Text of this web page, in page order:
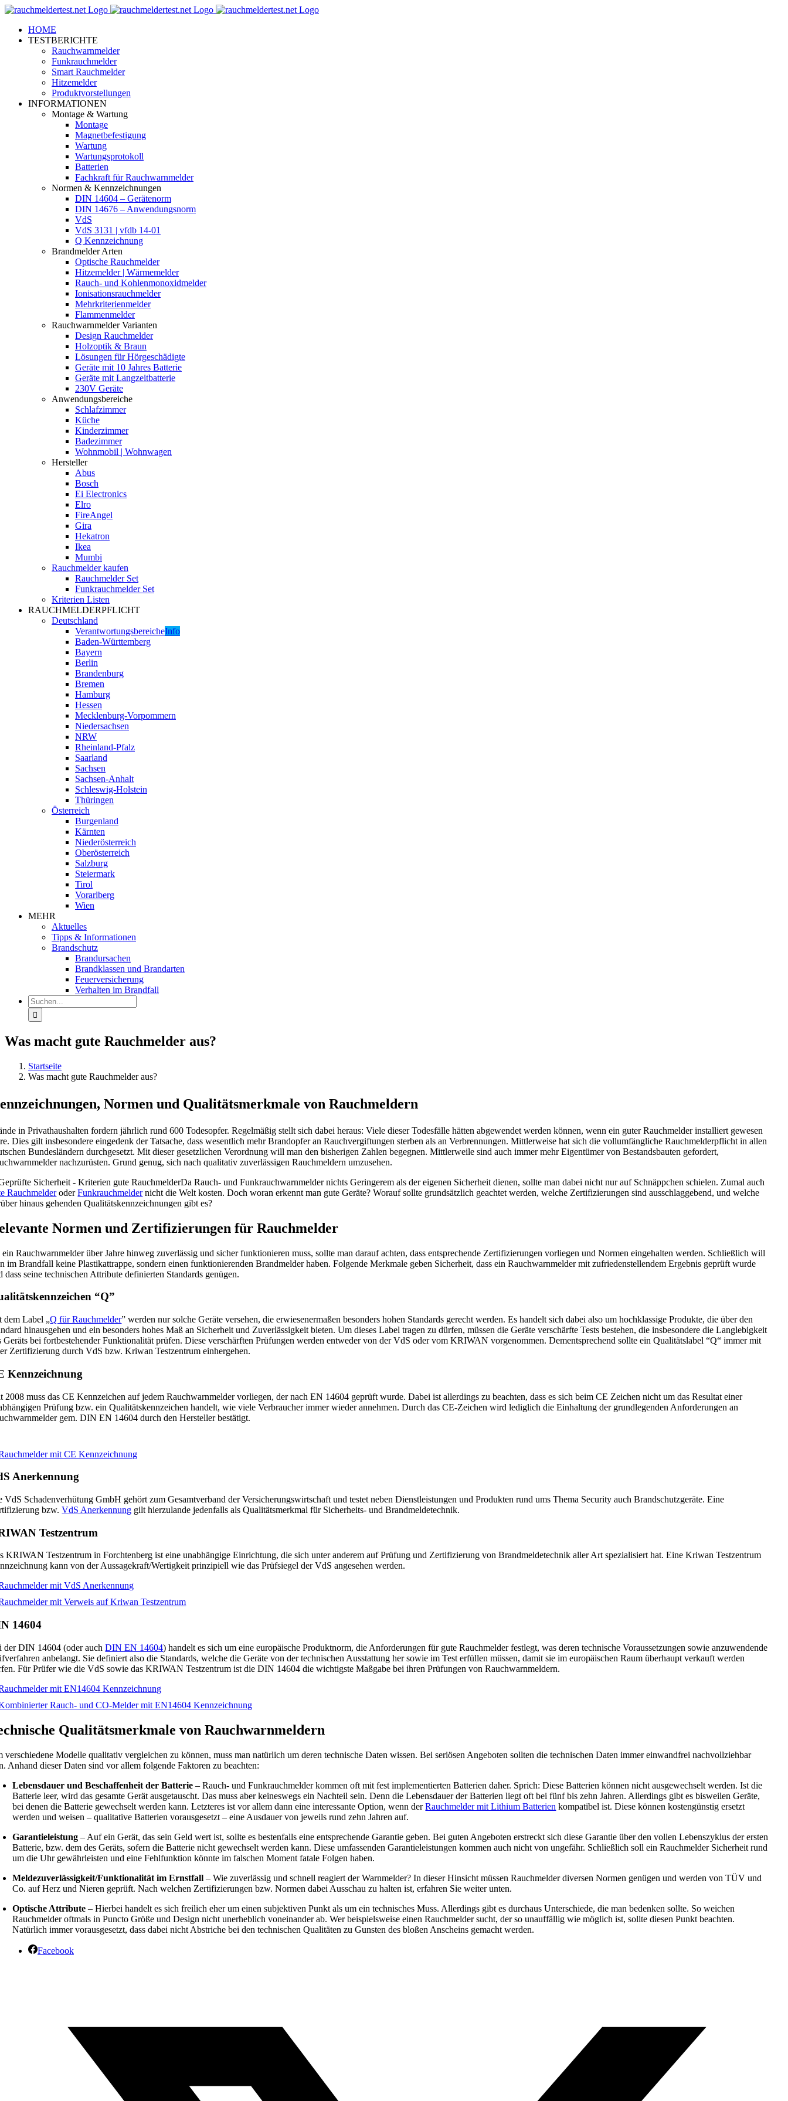
Zum
springenHOME
TESTBERICHTE
Rauchwarnmelder
Funkrauchmelder
Smart Rauchmelder
Hitzemelder
Produktvorstellungen
INFORMATIONEN
Montage & Wartung
Montage
Magnetbefestigung
Wartung
Wartungsprotokoll
Batterien
Fachkraft für Rauchwarnmelder
Normen & Kennzeichnungen
DIN 14604 – Gerätenorm
DIN 14676 – Anwendungsnorm
VdS
VdS 3131 | vfdb 14-01
Q Kennzeichnung
Brandmelder Arten
Optische Rauchmelder
Hitzemelder | Wärmemelder
Rauch- und Kohlenmonoxidmelder
Ionisationsrauchmelder
Mehrkriterienmelder
Flammenmelder
Rauchwarnmelder Varianten
Design Rauchmelder
Holzoptik & Braun
Lösungen für Hörgeschädigte
Geräte mit 10 Jahres Batterie
Geräte mit Langzeitbatterie
230V Geräte
Anwendungsbereiche
Schlafzimmer
Küche
Kinderzimmer
Badezimmer
Wohnmobil | Wohnwagen
Hersteller
Abus
Bosch
Ei Electronics
Elro
FireAngel
Gira
Hekatron
Ikea
Mumbi
Rauchmelder kaufen
Rauchmelder Set
Funkrauchmelder Set
Kriterien Listen
RAUCHMELDERPFLICHT
Deutschland
VerantwortungsbereicheInfo
Baden-Württemberg
Bayern
Berlin
Brandenburg
Bremen
Hamburg
Hessen
Mecklenburg-Vorpommern
Niedersachsen
NRW
Rheinland-Pfalz
Saarland
Sachsen
Sachsen-Anhalt
Schleswig-Holstein
Thüringen
Österreich
Burgenland
Kärnten
Niederösterreich
Oberösterreich
Salzburg
Steiermark
Tirol
Vorarlberg
Wien
MEHR
Aktuelles
Tipps & Informationen
Brandschutz
Brandursachen
Brandklassen und Brandarten
Feuerversicherung
Verhalten im Brandfall
Suche
nach:
Was macht gute Rauchmelder aus?
Startseite
Was macht gute Rauchmelder aus?
Normen und Qualitätsmerkmale von Rauchmeldern
in Privathaushalten fordern jährlich rund 600 Todesopfer. Regelmäßig stellt sich dabei heraus: Viele dieser Todesfälle hätten abgewendet werden können, wenn ein guter Rauchmelder installiert gewesen
Dies gilt insbesondere eingedenk der Tatsache, dass wesentlich mehr Brandopfer an Rauchvergiftungen sterben als an Verbrennungen. Mittlerweise hat sich die vollumfängliche Rauchmelderpflicht in allen
Bundesländern durchgesetzt. Mit dieser gesetzlichen Verordnung will man den bisherigen Zahlen begegnen. Mittlerweile sind auch immer mehr Eigentümer von Bestandsbauten gefordert,
nachzurüsten. Grund genug, sich nach qualitativ zuverlässigen Rauchmeldern umzusehen.
Da Rauch- und Funkrauchwarnmelder nichts Geringerem als der eigenen Sicherheit dienen, sollte man dabei nicht nur auf Schnäppchen schielen. Zumal auch
RauchmelderoderFunkrauchmeldernicht die Welt kosten. Doch woran erkennt man gute Geräte? Worauf sollte grundsätzlich geachtet werden, welche Zertifizierungen sind ausschlaggebend, und welche
hinaus gehenden Qualitätskennzeichnungen gibt es?
Normen und Zertifizierungen für Rauchmelder
ein Rauchwarnmelder über Jahre hinweg zuverlässig und sicher funktionieren muss, sollte man darauf achten, dass entsprechende Zertifizierungen vorliegen und Normen eingehalten werden. Schließlich will
im Brandfall keine Plastikattrappe, sondern einen funktionierenden Brandmelder haben. Folgende Merkmale geben Sicherheit, dass ein Rauchwarnmelder mit zufriedenstellendem Ergebnis geprüft wurde
dass seine technischen Attribute definierten Standards genügen.
“Q”
dem Label „Q für Rauchmelder” werden nur solche Geräte versehen, die erwiesenermaßen besonders hohen Standards gerecht werden. Es handelt sich dabei also um hochklassige Produkte, die über den
hinausgehen und ein besonders hohes Maß an Sicherheit und Zuverlässigkeit bieten. Um dieses Label tragen zu dürfen, müssen die Geräte verschärfte Tests bestehen, die insbesondere die Langlebigkeit
Geräts bei fortbestehender Funktionalität prüfen. Diese verschärften Prüfungen werden entweder von der VdS oder vom KRIWAN vorgenommen. Dementsprechend sollte ein Qualitätslabel “Q“ immer mit
Zertifizierung durch VdS bzw. Kriwan Testzentrum einhergehen.
Kennzeichnung
2008 muss das CE Kennzeichen auf jedem Rauchwarnmelder vorliegen, der nach EN 14604 geprüft wurde. Dabei ist allerdings zu beachten, dass es sich beim CE Zeichen nicht um das Resultat einer
Prüfung bzw. ein Qualitätskennzeichen handelt, wie viele Verbraucher immer wieder annehmen. Durch das CE-Zeichen wird lediglich die Einhaltung der grundlegenden Anforderungen an
gem. DIN EN 14604 durch den Hersteller bestätigt.
Anerkennung
VdS Schadenverhütung GmbH gehört zum Gesamtverband der Versicherungswirtschaft und testet neben Dienstleistungen und Produkten rund ums Thema Security auch Brandschutzgeräte. Eine
bzw.VdS Anerkennung gilt hierzulande jedenfalls als Qualitätsmerkmal für Sicherheits- und Brandmeldetechnik.
Testzentrum
KRIWAN Testzentrum in Forchtenberg ist eine unabhängige Einrichtung, die sich unter anderem auf Prüfung und Zertifizierung von Brandmeldetechnik aller Art spezialisiert hat. Eine Kriwan Testzentrum
kann von der Aussagekraft/Wertigkeit prinzipiell wie das Prüfsiegel der VdS angesehen werden.
14604
der DIN 14604 (oder auchDIN EN 14604) handelt es sich um eine europäische Produktnorm, die Anforderungen für gute Rauchmelder festlegt, was deren technische Voraussetzungen sowie anzuwendende
anbelangt. Sie definiert also die Standards, welche die Geräte von der technischen Ausstattung her sowie im Test erfüllen müssen, damit sie im europäischen Raum überhaupt verkauft werden
Für Prüfer wie die VdS sowie das KRIWAN Testzentrum ist die DIN 14604 die wichtigste Maßgabe bei ihren Prüfungen von Rauchwarnmeldern.
Qualitätsmerkmale von Rauchwarnmeldern
verschiedene Modelle qualitativ vergleichen zu können, muss man natürlich um deren technische Daten wissen. Bei seriösen Angeboten sollten die technischen Daten immer einwandfrei nachvollziehbar
Anhand dieser Daten sind vor allem folgende Faktoren zu beachten:
Lebensdauer und Beschaffenheit der Batterie – Rauch- und Funkrauchmelder kommen oft mit fest implementierten Batterien daher. Sprich: Diese Batterien können nicht ausgewechselt werden. Ist die
Batterie leer, wird das gesamte Gerät ausgetauscht. Das muss aber keineswegs ein Nachteil sein. Denn die Lebensdauer der Batterien liegt oft bei fünf bis zehn Jahren. Allerdings gibt es bisweilen Geräte,
bei denen die Batterie gewechselt werden kann. Letzteres ist vor allem dann eine interessante Option, wenn derRauchmelder mit Lithium Batterien kompatibel ist. Diese können kostengünstig ersetzt
werden und weisen – qualitative Batterien vorausgesetzt – eine Ausdauer von jeweils rund zehn Jahren auf.
Garantieleistung – Auf ein Gerät, das sein Geld wert ist, sollte es bestenfalls eine entsprechende Garantie geben. Bei guten Angeboten erstreckt sich diese Garantie über den vollen Lebenszyklus der ersten
Batterie, bzw. dem des Geräts, sofern die Batterie nicht gewechselt werden kann. Diese umfassenden Garantieleistungen kommen auch nicht von ungefähr. Schließlich soll ein Rauchmelder Sicherheit rund
um die Uhr gewährleisten und eine Fehlfunktion könnte im falschen Moment fatale Folgen haben.
Meldezuverlässigkeit/Funktionalität im Ernstfall – Wie zuverlässig und schnell reagiert der Warnmelder? In dieser Hinsicht müssen Rauchmelder diversen Normen genügen und werden von TÜV und
Co. auf Herz und Nieren geprüft. Nach welchen Zertifizierungen bzw. Normen dabei Ausschau zu halten ist, erfahren Sie weiter unten.
Optische Attribute – Hierbei handelt es sich freilich eher um einen subjektiven Punkt als um ein technisches Muss. Allerdings gibt es durchaus Unterschiede, die man bedenken sollte. So weichen
Rauchmelder oftmals in Puncto Größe und Design nicht unerheblich voneinander ab. Wer beispielsweise einen Rauchmelder sucht, der so unauffällig wie möglich ist, sollte diesen Punkt beachten.
Natürlich immer vorausgesetzt, dass dabei nicht Abstriche bei den technischen Qualitäten zu Gunsten des bloßen Anscheins gemacht werden.
Facebook